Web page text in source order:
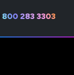
800 283 3303